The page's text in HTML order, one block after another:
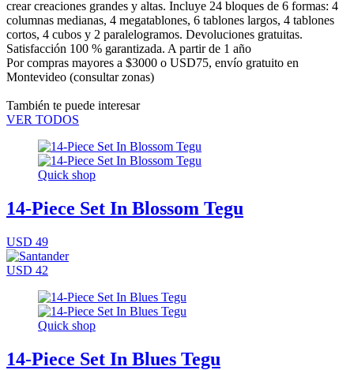
crear creaciones grandes y altas. Incluye 24 bloques de 6 formas: 4
columnas medianas, 4 megatablones, 6 tablones largos, 4 tablones
cortos, 4 cubos y 2 paralelogramos. Devoluciones gratuitas.
Satisfacción 100 % garantizada. A partir de 1 año
Por compras mayores a $3000 o USD75, envío gratuito en
Montevideo (consultar zonas)
También te puede interesar
VER TODOS
Quick shop
14-Piece Set In Blossom Tegu
USD 49
USD 42
Quick shop
14-Piece Set In Blues Tegu